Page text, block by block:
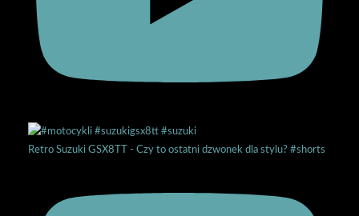
Retro Suzuki GSX8TT - Czy to ostatni dzwonek dla stylu? #shorts